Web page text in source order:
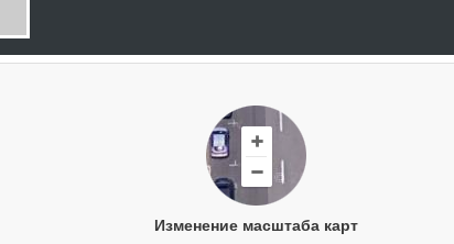
Изменение масштаба карт